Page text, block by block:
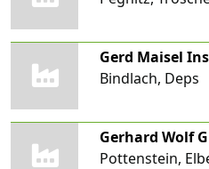
Gerd Maisel
Bindlach, Deps
Gerhard Wolf
Pottenstein,